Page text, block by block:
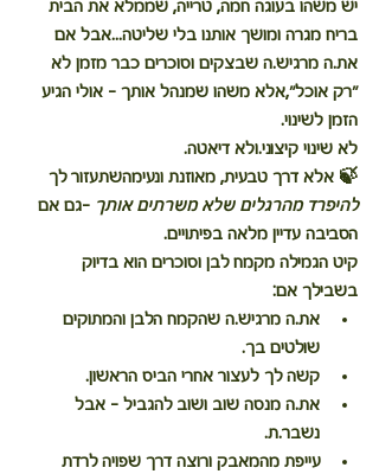
יש משהו בעוגה חמה, טרייה, שממלא את הבית
בריח מגרה ומושך אותנו בלי שליטה...אבל אם
את.ה מרגיש.ה שבצקים וסוכרים כבר מזמן לא
"רק אוכל",אלא משהו שמנהל אותך – אולי הגיע
הזמן לשינוי.
לא שינוי קיצוני.ולא דיאטה.
🍃 אלא דרך טבעית, מאוזנת ונעימהשתעזור לך
להיפרד מהרגלים שלא משרתים אותך –גם אם
הסביבה עדיין מלאה בפיתויים.
קיט הגמילה מקמח לבן וסוכרים הוא בדיוק
בשבילך אם:
את.ה מרגיש.ה שהקמח הלבן והמתוקים
שולטים בך.
קשה לך לעצור אחרי הביס הראשון.
את.ה מנסה שוב ושוב להגביל – אבל
נשבר.ת.
עייפת מהמאבק ורוצה דרך שפויה לרדת